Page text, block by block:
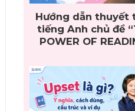
Hướng dẫn thuyết
tiếng Anh chủ đề
POWER OF